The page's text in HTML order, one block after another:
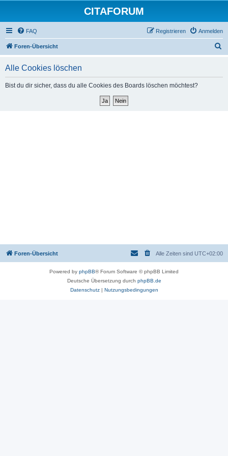
CITAFORUM
FAQ Anmelden
Registrieren
Foren-Übersicht
Alle Cookies löschen
Bist du dir sicher, dass du alle Cookies des Boards löschen möchtest?
Foren-Übersicht Alle Zeiten sind UTC+02:00
Powered by phpBB® Forum Software © phpBB Limited
Deutsche Übersetzung durch phpBB.de
Datenschutz| Nutzungsbedingungen